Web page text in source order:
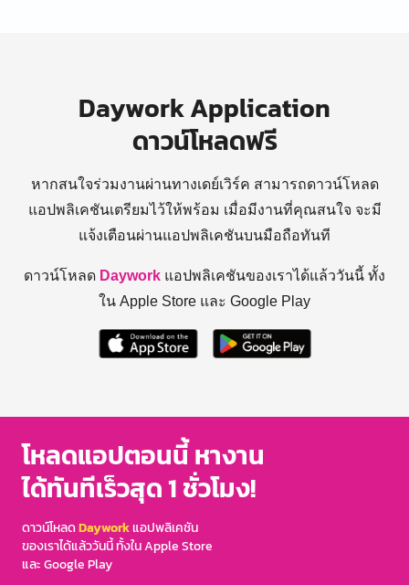
Daywork Application
ดาวน์โหลดฟรี
หากสนใจร่วมงานผ่านทางเดย์เวิร์ค สามารถดาวน์โหลด
แอปพลิเคชันเตรียมไว้ให้พร้อม เมื่อมีงานที่คุณสนใจ จะมี
แจ้งเตือนผ่านแอปพลิเคชันบนมือถือทันที
ดาวน์โหลด Daywork แอปพลิเคชันของเราได้แล้ววันนี้ ทั้ง
ใน Apple Store และ Google Play
โหลดแอปตอนนี้ หางาน
ได้ทันทีเร็วสุด 1 ชั่วโมง!
ดาวน์โหลดDayworkแอปพลิเคชัน
ของเราได้แล้ววันนี้ ทั้งใน Apple Store
และ Google Play